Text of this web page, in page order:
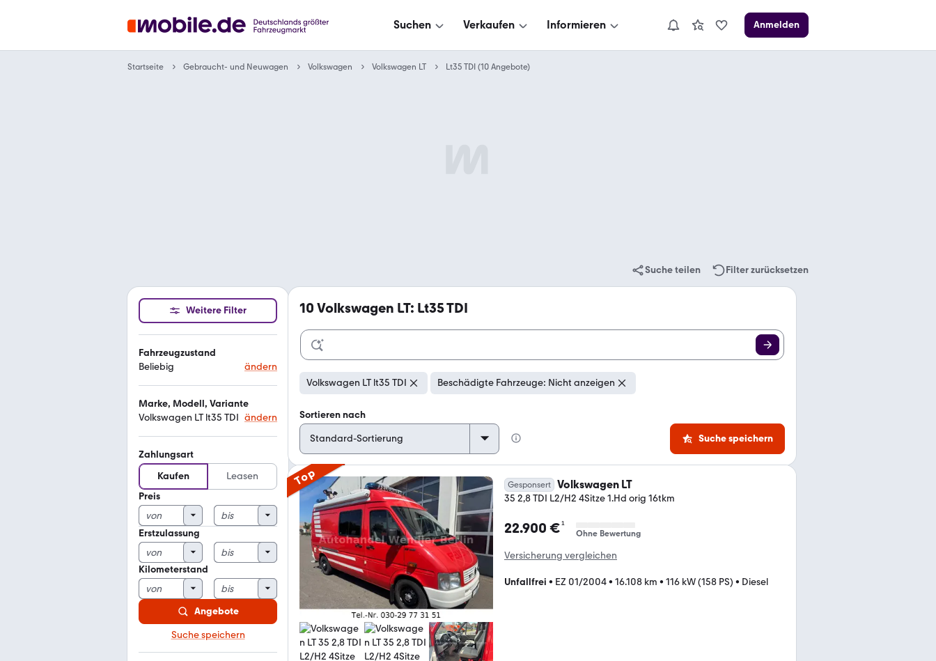
Suchen Verkaufen Informieren Anmelden
Startseite Gebraucht- und Neuwagen Volkswagen Volkswagen LT Lt35 TDI (10 Angebote)
Suche teilen Filter zurücksetzen
Weitere Filter
Fahrzeugzustand
Beliebig
ändern
Marke, Modell, Variante
Volkswagen LT lt35 TDI ändern
Zahlungsart
Kaufen
Leasen
Preis
Erstzulassung
Kilometerstand
Angebote
Suche speichern
10 Volkswagen LT: Lt35 TDI
Volkswagen LT lt35 TDI Beschädigte Fahrzeuge: Nicht anzeigen
Sortieren nach
Suche speichern
Top Gesponsert Volkswagen LT
35 2,8 TDI L2/H2 4Sitze 1.Hd orig 16tkm
22.900 €¹
Ohne Bewertung
Versicherung vergleichen
Unfallfrei • EZ 01/2004• 16.108 km • 116 kW (158 PS) • Diesel